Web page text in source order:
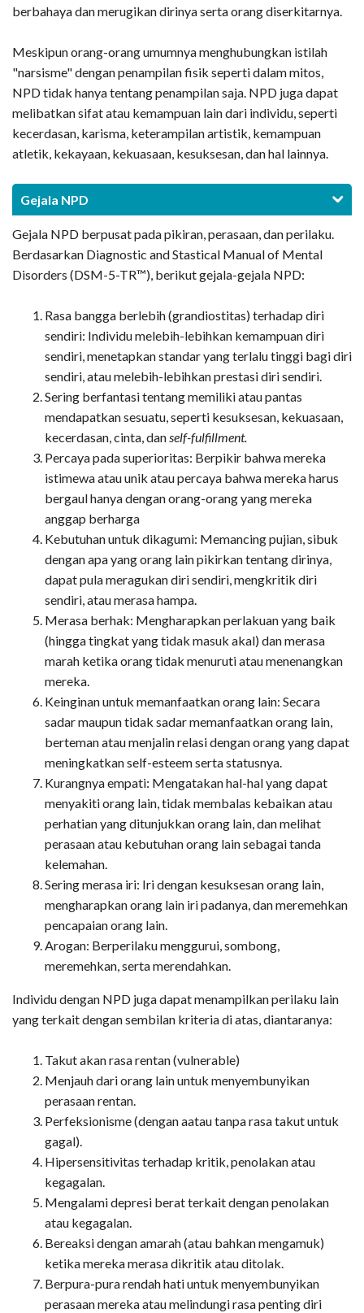
berbahaya dan merugikan dirinya serta orang diserkitarnya.
Meskipun orang-orang umumnya menghubungkan istilah
"narsisme" dengan penampilan fisik seperti dalam mitos,
NPD tidak hanya tentang penampilan saja. NPD juga dapat
melibatkan sifat atau kemampuan lain dari individu, seperti
kecerdasan, karisma, keterampilan artistik, kemampuan
atletik, kekayaan, kekuasaan, kesuksesan, dan hal lainnya.
Gejala NPD
Gejala NPD berpusat pada pikiran, perasaan, dan perilaku.
Berdasarkan Diagnostic and Stastical Manual of Mental
Disorders (DSM-5-TR™), berikut gejala-gejala NPD:
Rasa bangga berlebih (grandiostitas) terhadap diri
sendiri: Individu melebih-lebihkan kemampuan diri
sendiri, menetapkan standar yang terlalu tinggi bagi diri
sendiri, atau melebih-lebihkan prestasi diri sendiri.
Sering berfantasi tentang memiliki atau pantas
mendapatkan sesuatu, seperti kesuksesan, kekuasaan,
kecerdasan, cinta, danself-fulfillment.
Percaya pada superioritas: Berpikir bahwa mereka
istimewa atau unik atau percaya bahwa mereka harus
bergaul hanya dengan orang-orang yang mereka
anggap berharga
Kebutuhan untuk dikagumi: Memancing pujian, sibuk
dengan apa yang orang lain pikirkan tentang dirinya,
dapat pula meragukan diri sendiri, mengkritik diri
sendiri, atau merasa hampa.
Merasa berhak: Mengharapkan perlakuan yang baik
(hingga tingkat yang tidak masuk akal) dan merasa
marah ketika orang tidak menuruti atau menenangkan
mereka.
Keinginan untuk memanfaatkan orang lain: Secara
sadar maupun tidak sadar memanfaatkan orang lain,
berteman atau menjalin relasi dengan orang yang dapat
meningkatkan self-esteem serta statusnya.
Kurangnya empati: Mengatakan hal-hal yang dapat
menyakiti orang lain, tidak membalas kebaikan atau
perhatian yang ditunjukkan orang lain, dan melihat
perasaan atau kebutuhan orang lain sebagai tanda
kelemahan.
Sering merasa iri: Iri dengan kesuksesan orang lain,
mengharapkan orang lain iri padanya, dan meremehkan
pencapaian orang lain.
Arogan: Berperilaku menggurui, sombong,
meremehkan, serta merendahkan.
Individu dengan NPD juga dapat menampilkan perilaku lain
yang terkait dengan sembilan kriteria di atas, diantaranya:
Takut akan rasa rentan (vulnerable)
Menjauh dari orang lain untuk menyembunyikan
perasaan rentan.
Perfeksionisme (dengan aatau tanpa rasa takut untuk
gagal).
Hipersensitivitas terhadap kritik, penolakan atau
kegagalan.
Mengalami depresi berat terkait dengan penolakan
atau kegagalan.
Bereaksi dengan amarah (atau bahkan mengamuk)
ketika mereka merasa dikritik atau ditolak.
Berpura-pura rendah hati untuk menyembunyikan
perasaan mereka atau melindungi rasa penting diri